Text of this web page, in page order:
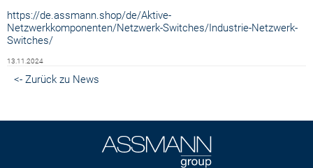
https://de.assmann.shop/de/Aktive-
Netzwerkkomponenten/Netzwerk-Switches/Industrie-Netzwerk-
Switches/
13.11.2024
<- Zurück zu News